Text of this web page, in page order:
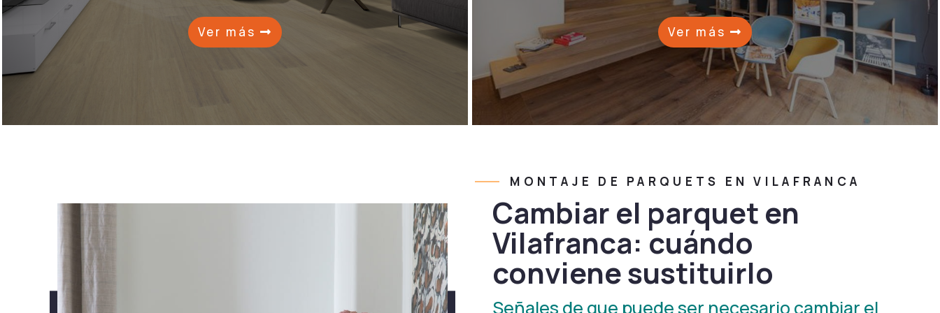
Ver más Ver más
MONTAJE DE PARQUETS EN VILAFRANCA
Cambiar el parquet en
Vilafranca: cuándo
conviene sustituirlo
Señales de que puede ser necesario cambiar el